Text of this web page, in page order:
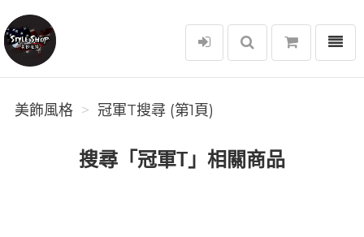
美飾風格
選單
美飾風格 冠軍T搜尋 (第1頁)
搜尋「冠軍T」相關商品